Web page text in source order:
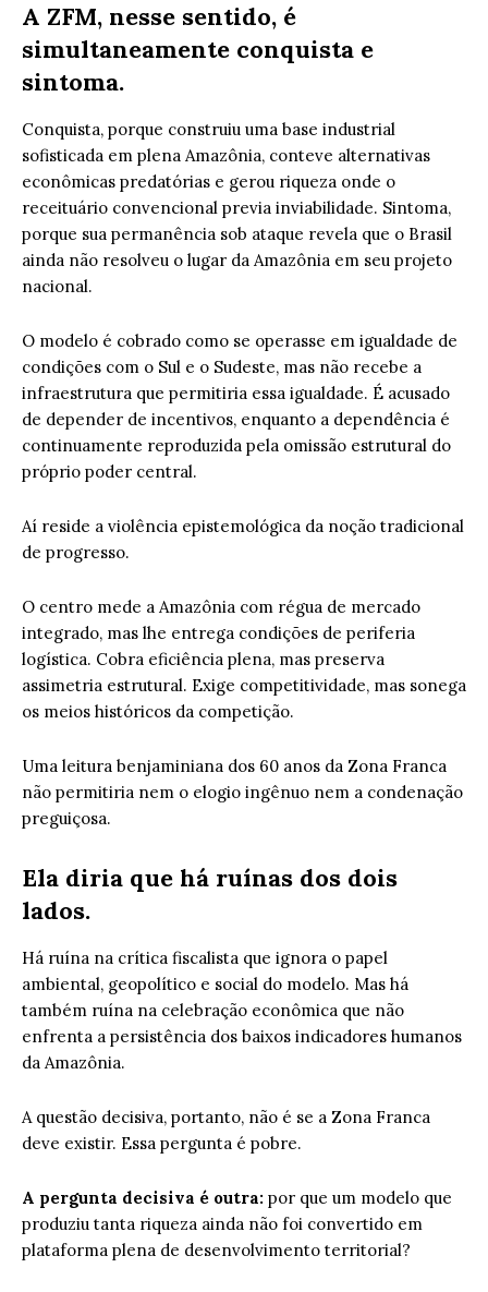
A ZFM, nesse sentido, é
simultaneamente conquista e
sintoma.
Conquista, porque construiu uma base industrial
sofisticada em plena Amazônia, conteve alternativas
econômicas predatórias e gerou riqueza onde o
receituário convencional previa inviabilidade. Sintoma,
porque sua permanência sob ataque revela que o Brasil
ainda não resolveu o lugar da Amazônia em seu projeto
nacional.
O modelo é cobrado como se operasse em igualdade de
condições com o Sul e o Sudeste, mas não recebe a
infraestrutura que permitiria essa igualdade. É acusado
de depender de incentivos, enquanto a dependência é
continuamente reproduzida pela omissão estrutural do
próprio poder central.
Aí reside a violência epistemológica da noção tradicional
de progresso.
O centro mede a Amazônia com régua de mercado
integrado, mas lhe entrega condições de periferia
logística. Cobra eficiência plena, mas preserva
assimetria estrutural. Exige competitividade, mas sonega
os meios históricos da competição.
Uma leitura benjaminiana dos 60 anos da Zona Franca
não permitiria nem o elogio ingênuo nem a condenação
preguiçosa.
Ela diria que há ruínas dos dois
lados.
Há ruína na crítica fiscalista que ignora o papel
ambiental, geopolítico e social do modelo. Mas há
também ruína na celebração econômica que não
enfrenta a persistência dos baixos indicadores humanos
da Amazônia.
A questão decisiva, portanto, não é se a Zona Franca
deve existir. Essa pergunta é pobre.
A pergunta decisiva é outra: por que um modelo que
produziu tanta riqueza ainda não foi convertido em
plataforma plena de desenvolvimento territorial?